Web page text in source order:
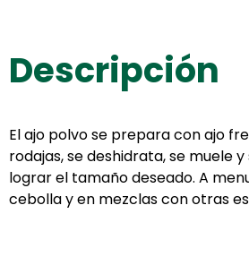
Descripción
El ajo polvo se prepara con ajo
rodajas, se deshidrata, se muele
lograr el tamaño deseado. A
cebolla y en mezclas con otras